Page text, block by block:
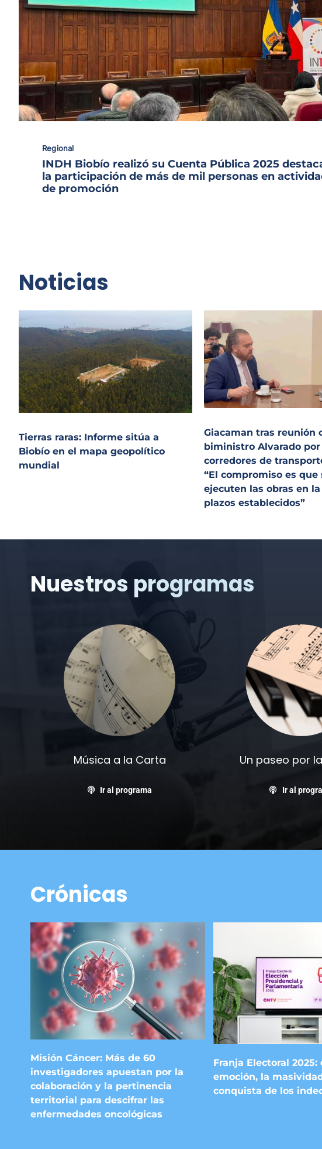
Regional
INDH Biobío realizó su Cuenta Pública 2025
la participación de más de mil personas en
de promoción
Noticias
Tierras raras: Informe sitúa a
Biobío en el mapa geopolítico
mundial
Giacaman tras reunión
biministro Alvarado por
corredores de
“El compromiso es que
ejecuten las obras en
plazos establecidos”
Nuestros programas
Música a la Carta
Ir al programa
Un paseo por
Ir al
Crónicas
Misión Cáncer: Más de 60
investigadores apuestan por la
colaboración y la pertinencia
territorial para descifrar las
enfermedades oncológicas
Franja Electoral 2025:
emoción, la
conquista de los